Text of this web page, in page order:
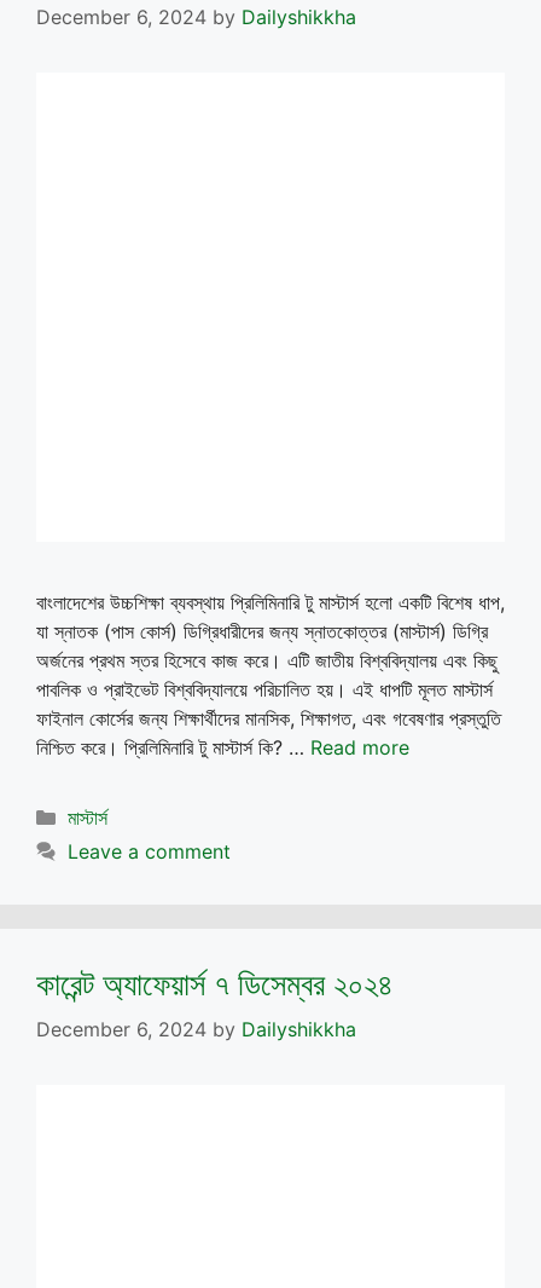
December 6, 2024 by Dailyshikkha
বাংলাদেশের উচ্চশিক্ষা ব্যবস্থায় প্রিলিমিনারি টু মাস্টার্স হলো একটি বিশেষ ধাপ,
যা স্নাতক (পাস কোর্স) ডিগ্রিধারীদের জন্য স্নাতকোত্তর (মাস্টার্স) ডিগ্রি
অর্জনের প্রথম স্তর হিসেবে কাজ করে। এটি জাতীয় বিশ্ববিদ্যালয় এবং কিছু
পাবলিক ও প্রাইভেট বিশ্ববিদ্যালয়ে পরিচালিত হয়। এই ধাপটি মূলত মাস্টার্স
ফাইনাল কোর্সের জন্য শিক্ষার্থীদের মানসিক, শিক্ষাগত, এবং গবেষণার প্রস্তুতি
নিশ্চিত করে। প্রিলিমিনারি টু মাস্টার্স কি? … Read more
Categories
মাস্টার্স
Leave a comment
কারেন্ট অ্যাফেয়ার্স ৭ ডিসেম্বর ২০২৪
December 6, 2024 by Dailyshikkha